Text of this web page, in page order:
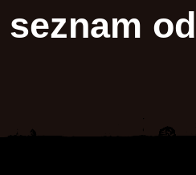
seznam